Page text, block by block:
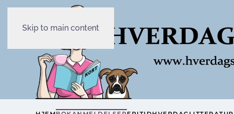
Skip to main content